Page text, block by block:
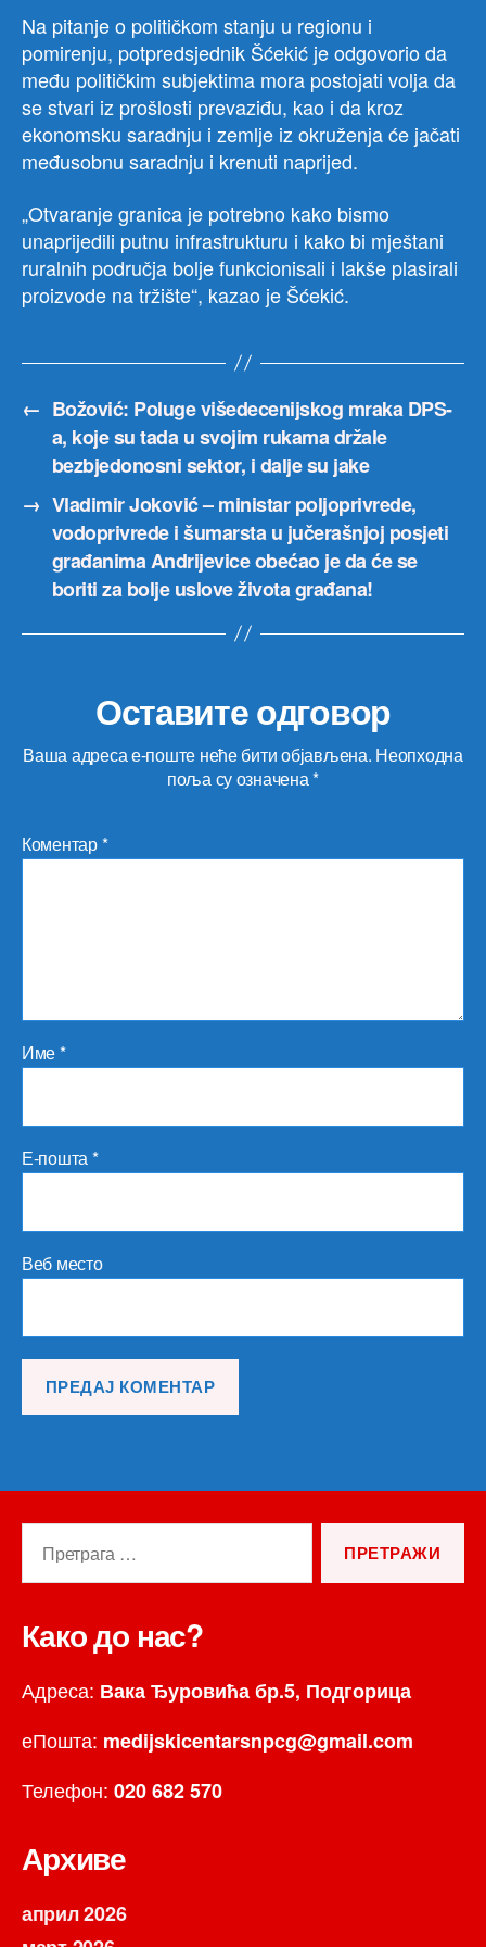
čiji
Na pitanje o političkom stanju u regionu i
pomirenju, potpredsjednik Šćekić je odgovorio da
među političkim subjektima mora postojati volja da
se stvari iz prošlosti prevaziđu, kao i da kroz
ekonomsku saradnju i zemlje iz okruženja će jačati
međusobnu saradnju i krenuti naprijed.
„Otvaranje granica je potrebno kako bismo
unaprijedili putnu infrastrukturu i kako bi mještani
ruralnih područja bolje funkcionisali i lakše plasirali
proizvode na tržište“, kazao je Šćekić.
← Božović: Poluge višedecenijskog mraka DPS-
a, koje su tada u svojim rukama držale
bezbjedonosni sektor, i dalje su jake
→ Vladimir Joković – ministar poljoprivrede,
vodoprivrede i šumarsta u jučerašnjoj posjeti
građanima Andrijevice obećao je da će se
boriti za bolje uslove života građana!
Оставите одговор
Ваша адреса е-поште неће бити објављена. Неопходна
поља су означена*
Коментар*
Име*
Е-пошта*
Веб место
Како до нас?
Адреса: Вака Ђуровића бр.5, Подгорица
еПошта: medijskicentarsnpcg@gmail.com
Телефон: 020 682 570
Архиве
април 2026